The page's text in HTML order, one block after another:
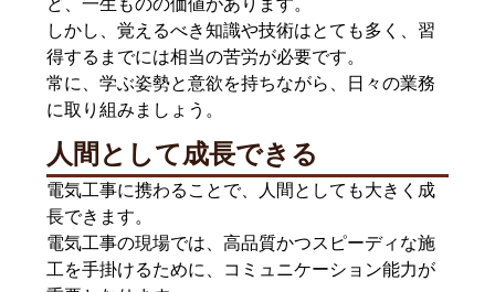
しかし、覚えるべき知識や技術はとても多く、習
得するまでには相当の苦労が必要です。
常に、学ぶ姿勢と意欲を持ちながら、日々の業務
に取り組みましょう。
人間として成長できる
電気工事に携わることで、人間としても大きく成
長できます。
電気工事の現場では、高品質かつスピーディな施
工を手掛けるために、コミュニケーション能力が